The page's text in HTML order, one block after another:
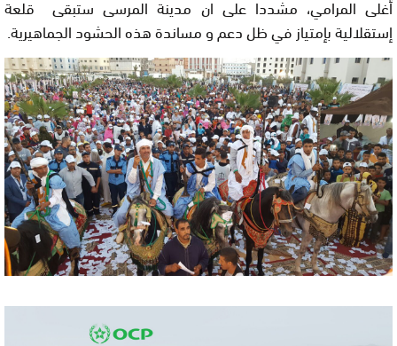
أغلى المرامي، مشددا على ان مدينة المرسى ستبقى قلعة
إستقلالية بإمتياز في ظل دعم و مساندة هذه الحشود الجماهيرية.